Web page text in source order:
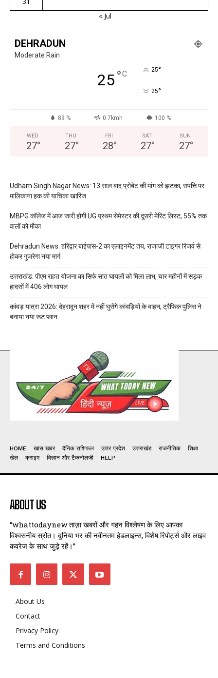
« Jul
DEHRADUN
Moderate Rain
25°C 25°
25°
89 % 0.7kmh 100 %
WED
27°
THU
27°
FRI
28°
SAT
27°
SUN
27°
Udham Singh Nagar News: 13 साल बाद प्रोबेट की मांग को झटका, संपत्ति पर
मालिकाना हक की याचिका खारिज
MBPG कॉलेज में आज जारी होगी UG प्रथम सेमेस्टर की दूसरी मेरिट लिस्ट, 55% तक
वालों को मौका
Dehradun News: हरिद्वार बाईपास-2 का एलाइनमेंट तय, राजाजी टाइगर रिजर्व से
होकर गुजरेगा नया मार्ग
उत्तराखंड: पीएम राहत योजना का सिर्फ सात घायलों को मिला लाभ, चार महीनों में सड़क
हादसों में 406 लोग घायल
कांवड़ यात्रा 2026: देहरादून शहर में नहीं घुसेंगे कांवड़ियों के वाहन, ट्रैफिक पुलिस ने
बनाया नया रूट प्लान
HOME खास खबर दैनिक राशिफल उत्तर प्रदेश उत्तराखंड राजनीतिक
शिक्षा
खेल
क्राइम विज्ञान और टैकनोलजी HELP
ABOUT US
“whattodaynew ताज़ा खबरों और गहन विश्लेषण के लिए आपका
विश्वसनीय स्रोत। दुनिया भर की नवीनतम हेडलाइन्स, विशेष रिपोर्ट्स और लाइव
कवरेज के साथ जुड़े रहें।”
About Us
Contact
Privacy Policy
Terms and Conditions